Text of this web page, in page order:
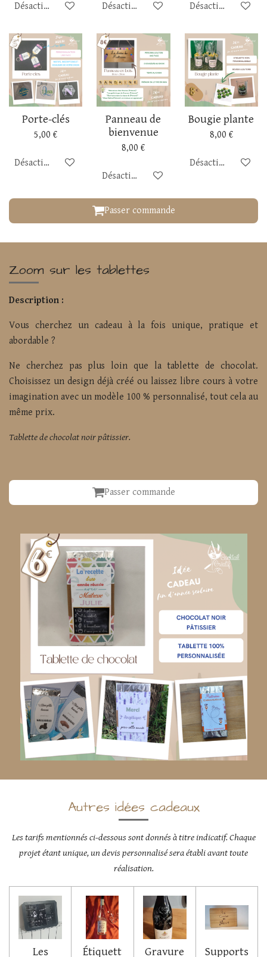
Désactivé Désactivé Désactivé
Porte-clés
5,00 €
Désactivé
Panneau de
bienvenue
8,00 €
Désactivé
Bougie plante
8,00 €
Désactivé
Passer commande
Zoom sur les tablettes
Description :
Vous cherchez un cadeau à la fois unique, pratique et
abordable ?
Ne cherchez pas plus loin que la tablette de chocolat.
Choisissez un design déjà créé ou laissez libre cours à votre
imagination avec un modèle 100 % personnalisé, tout cela au
même prix.
Tablette de chocolat noir pâtissier.
Passer commande
Autres idées cadeaux
Les tarifs mentionnés ci-dessous sont donnés à titre indicatif. Chaque
projet étant unique, un devis personnalisé sera établi avant toute
réalisation.
Les Étiquett Gravure Supports